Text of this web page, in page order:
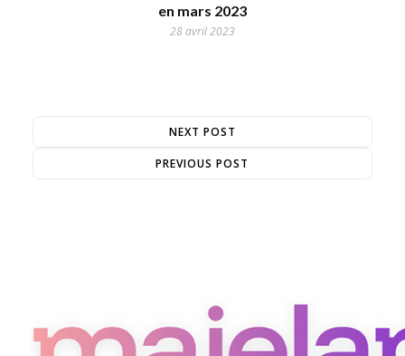
en mars 2023
28 avril 2023
NEXT POST
PREVIOUS POST